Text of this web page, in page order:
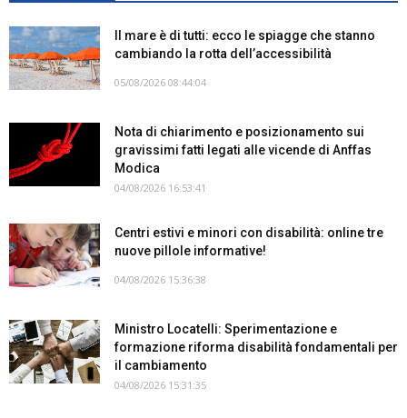
Il mare è di tutti: ecco le spiagge che stanno
cambiando la rotta dell’accessibilità
05/08/2026 08:44:04
Nota di chiarimento e posizionamento sui
gravissimi fatti legati alle vicende di Anffas
Modica
04/08/2026 16:53:41
Centri estivi e minori con disabilità: online tre
nuove pillole informative!
04/08/2026 15:36:38
Ministro Locatelli: Sperimentazione e
formazione riforma disabilità fondamentali per
il cambiamento
04/08/2026 15:31:35